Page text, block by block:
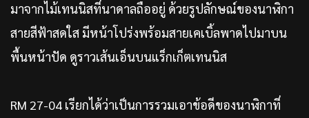
มาจากไม้เทนนิสที่นาดาลถืออยู่ ด้วยรูปลักษณ์ของนาฬิกา
สายสีฟ้าสดใส มีหน้าโปร่งพร้อมสายเคเบิ้ลพาดไปมาบน
พื้นหน้าปัด ดูราวเส้นเอ็นบนแร็กเก็ตเทนนิส
RM 27-04 เรียกได้ว่าเป็นการรวมเอาข้อดีของนาฬิกาที่